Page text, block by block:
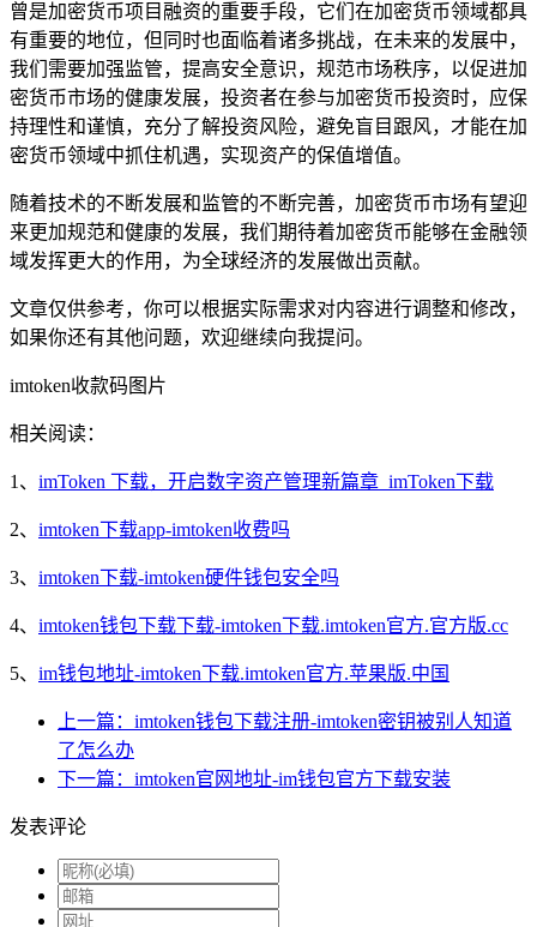
曾是加密货币项目融资的重要手段，它们在加密货币领域都具
有重要的地位，但同时也面临着诸多挑战，在未来的发展中，
我们需要加强监管，提高安全意识，规范市场秩序，以促进加
密货币市场的健康发展，投资者在参与加密货币投资时，应保
持理性和谨慎，充分了解投资风险，避免盲目跟风，才能在加
密货币领域中抓住机遇，实现资产的保值增值。
随着技术的不断发展和监管的不断完善，加密货币市场有望迎
来更加规范和健康的发展，我们期待着加密货币能够在金融领
域发挥更大的作用，为全球经济的发展做出贡献。
文章仅供参考，你可以根据实际需求对内容进行调整和修改，
如果你还有其他问题，欢迎继续向我提问。
imtoken收款码图片
相关阅读：
1、 imToken 下载，开启数字资产管理新篇章_imToken下载
2、 imtoken下载app-imtoken收费吗
3、 imtoken下载-imtoken硬件钱包安全吗
4、 imtoken钱包下载下载-imtoken下载.imtoken官方.官方版.cc
5、 im钱包地址-imtoken下载.imtoken官方.苹果版.中国
上一篇：imtoken钱包下载注册-imtoken密钥被别人知道
了怎么办
下一篇：imtoken官网地址-im钱包官方下载安装
发表评论